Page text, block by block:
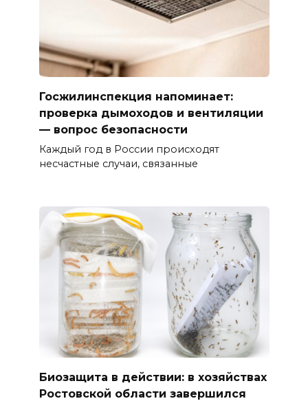
Госжилинспекция напоминает:
проверка дымоходов и вентиляции
— вопрос безопасности
Каждый год в России происходят
несчастные случаи, связанные
Биозащита в действии: в хозяйствах
Ростовской области завершился